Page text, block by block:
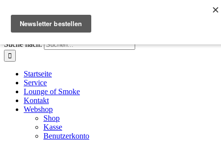
FacebookInstagramXE-Mail
+41 61 411 28 66|info@houseofsmoke.ch
Suche nach:
Startseite
Service
Lounge of Smoke
Kontakt
Webshop
Shop
Kasse
Benutzerkonto